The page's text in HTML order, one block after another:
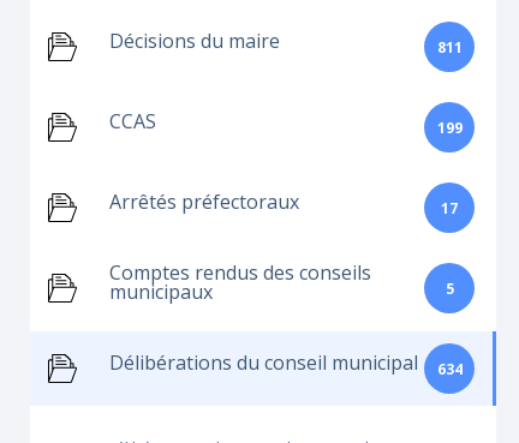
Décisions du maire 811
CCAS 199
Arrêtés préfectoraux 17
Comptes rendus des conseils
municipaux 5
Délibérations du conseil municipal 634